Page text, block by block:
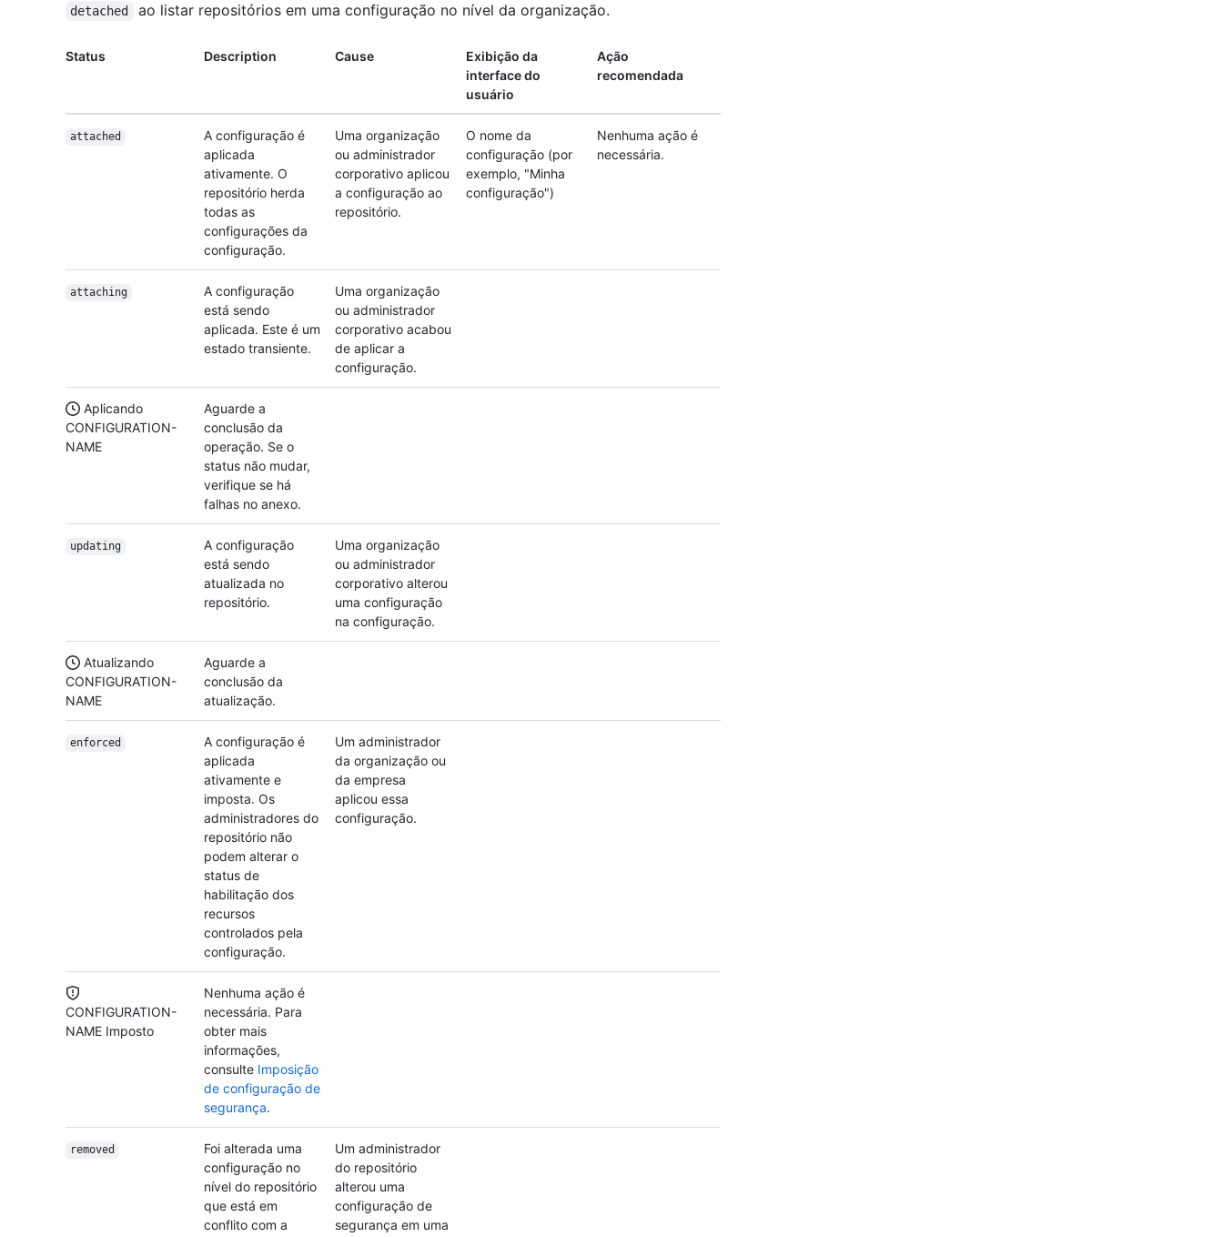
detached ao listar repositórios em uma configuração no nível da organização.
Status Description Cause
Exibição da
interface do
usuário
Ação
recomendada
attached
A configuração é
aplicada
ativamente. O
repositório herda
todas as
configurações da
configuração.
Uma organização
ou administrador
corporativo aplicou
a configuração ao
repositório.
O nome da
configuração (por
exemplo, "Minha
configuração")
Nenhuma ação é
necessária.
attaching
A configuração
está sendo
aplicada. Este é um
estado transiente.
Uma organização
ou administrador
corporativo acabou
de aplicar a
configuração.
Aplicando
CONFIGURATION-
NAME
Aguarde a
conclusão da
operação. Se o
status não mudar,
verifique se há
falhas no anexo.
updating
A configuração
está sendo
atualizada no
repositório.
Uma organização
ou administrador
corporativo alterou
uma configuração
na configuração.
Atualizando
CONFIGURATION-
NAME
Aguarde a
conclusão da
atualização.
enforced
A configuração é
aplicada
ativamente e
imposta. Os
administradores do
repositório não
podem alterar o
status de
habilitação dos
recursos
controlados pela
configuração.
Um administrador
da organização ou
da empresa
aplicou essa
configuração.
CONFIGURATION-
NAME Imposto
Nenhuma ação é
necessária. Para
obter mais
informações,
consulte Imposição
de configuração de
segurança.
removed
Foi alterada uma
configuração no
nível do repositório
que está em
conflito com a
Um administrador
do repositório
alterou uma
configuração de
segurança em uma